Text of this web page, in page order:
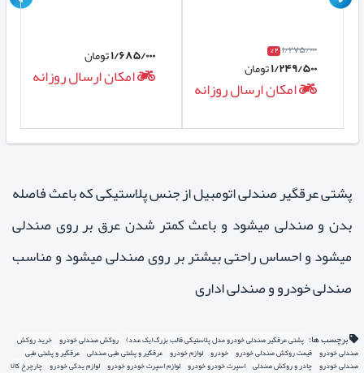
۱/۶۸۵/۰۰۰تومان
امکان ارسال روزانه
۱/۲۷۵/۰۰۰ ۲ %
۱/۲۴۹/۵۰۰تومان
امکان ارسال روزانه
پشتی عرقگیر صندلی اتومبیل از جنس پلاستیکی که باعث فاصله
بدن و صندلی میشود و باعث کمتر شدن عرق بر روی صندلی
میشود و احساس راحتی بیشتر بر روی صندلی میشود و مناسب
صندلی خودرو و صندلی اداری
برچسب ها: پشتی عرقگیر صندلی خودرو مدل پلاستیکی قالب بزرگ(یک عدد) روکش صندلی خودرو خرید روکش
صندلی خودرو قیمت روکش صندلی خودرو خودرو لوازم خودرو عرقگیر و پشتی طبی صندلی عرقگیر و پشتی طبی
صندلی خودرو چادر و روکش صندلی اسپرت خودرو خودرو لوازم اسپرت خودرو خودرو لوازم یدکی خودرو چارچرخ کالا